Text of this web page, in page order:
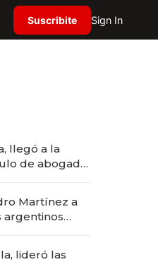
Suscribite Sign In
llegó a la
de abogado
Martínez a
argentinos
lideró las